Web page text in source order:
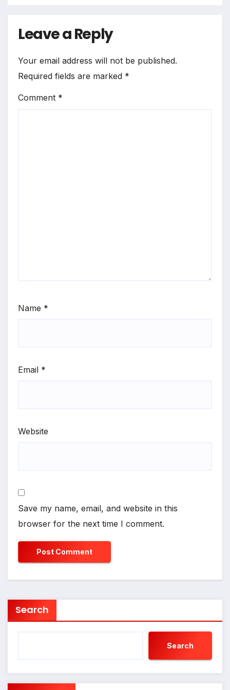
Leave a Reply
Your email address will not be published.
Required fields are marked *
Comment *
Name *
Email *
Website
Save my name, email, and website in this
browser for the next time I comment.
Search
Search